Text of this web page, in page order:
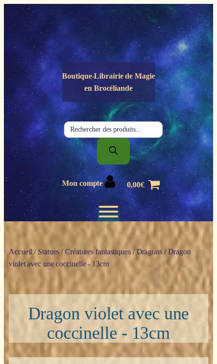
Panneau de gestion des cookies
Boutique-Librairie deMagie
en Brocéliande
Recherche
de
produits
Mon compte 0,00€
Accueil/ Statues /Créatures fantastiques/Dragons/ Dragon
violet avec une coccinelle - 13cm
Dragon violet avec une
coccinelle - 13cm